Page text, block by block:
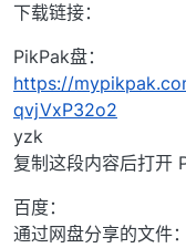
下载链接：
PikPak盘：
https://
qvjVxP32o2
yzk
复制这段内容后打开
百度：
通过网盘分享的文件